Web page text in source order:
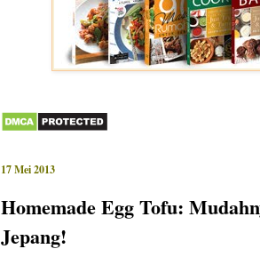
17 Mei 2013
Homemade Egg Tofu:
Jepang!